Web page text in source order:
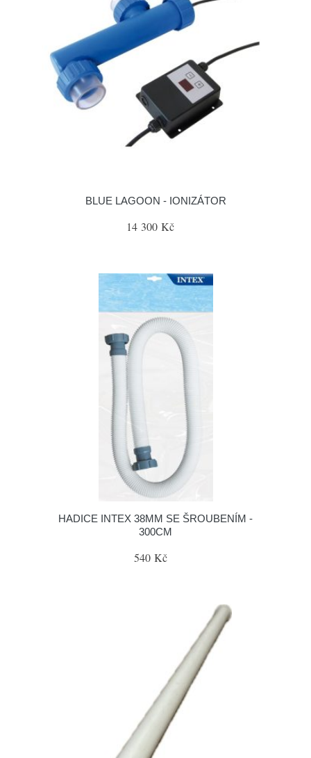
BLUE LAGOON - IONIZÁTOR
14 300 Kč
HADICE INTEX 38MM SE ŠROUBENÍM -
300CM
540 Kč